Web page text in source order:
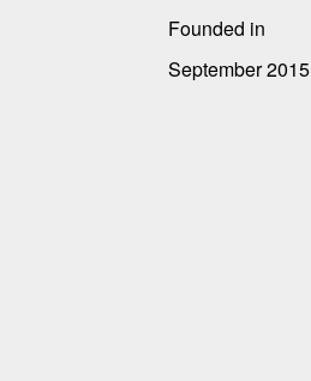
Founded in
September 2015